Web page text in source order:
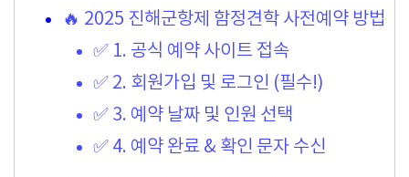
🔥 2025 진해군항제 함정견학 사전예약 방법
✅ 1. 공식 예약 사이트 접속
✅ 2. 회원가입 및 로그인 (필수!)
✅ 3. 예약 날짜 및 인원 선택
✅ 4. 예약 완료 & 확인 문자 수신